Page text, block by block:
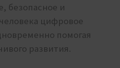
безопасное и
цифровое
помогая
развития.